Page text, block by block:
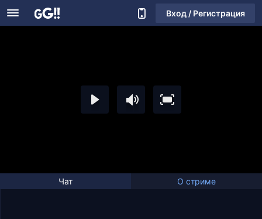
Вход / Регистрация
Чат О стриме